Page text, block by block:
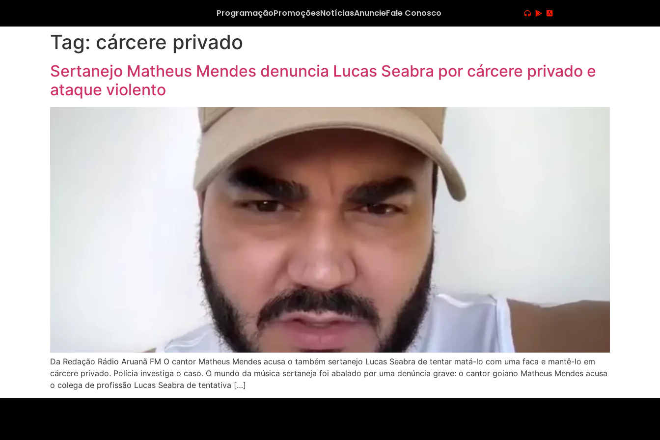
ProgramaçãoPromoçõesNotíciasAnuncieFale Conosco
Tag: cárcere privado
Sertanejo Matheus Mendes denuncia Lucas Seabra por cárcere privado e
ataque violento
Da Redação Rádio Aruanã FM O cantor Matheus Mendes acusa o também sertanejo Lucas Seabra de tentar matá-lo com uma faca e mantê-lo em
cárcere privado. Polícia investiga o caso. O mundo da música sertaneja foi abalado por uma denúncia grave: o cantor goiano Matheus Mendes acusa
o colega de profissão Lucas Seabra de tentativa […]